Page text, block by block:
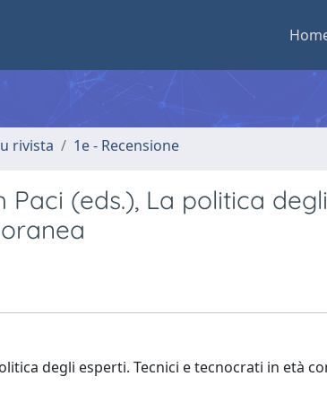
rivista 1e - Recensione
Paci (eds.), La politica
degli esperti. Tecnici e tecnocrati in età